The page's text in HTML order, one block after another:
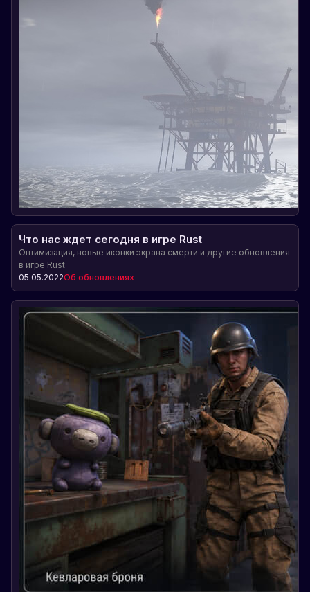
упомянуто о разработке функции управления сервером через
меню F1.
Что нас ждет сегодня в игре Rust
Оптимизация, новые иконки экрана смерти и другие обновления
в игре Rust
05.05.2022Об обновлениях